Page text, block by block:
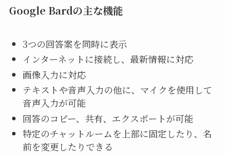
Google Bardの主な機能
3つの回答案を同時に表示
インターネットに接続し、最新情報に対応
画像入力に対応
テキストや音声入力の他に、マイクを使用して
音声入力が可能
回答のコピー、共有、エクスポートが可能
特定のチャットルームを上部に固定したり、名
前を変更したりできる